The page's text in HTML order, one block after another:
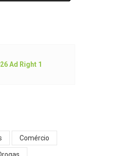
Comércio